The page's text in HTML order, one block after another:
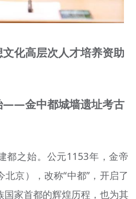
化高层次人才培养资助
——金中都城墙遗址考古
都之始。公元1153年，金帝
京），改称“中都”，开启了
国家首都的辉煌历程，也为其